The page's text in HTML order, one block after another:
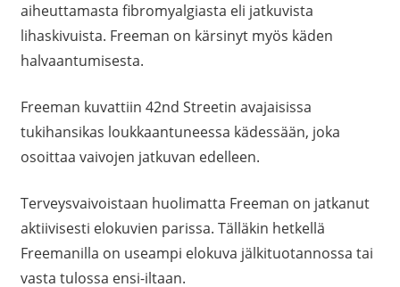
aiheuttamasta fibromyalgiasta eli jatkuvista
lihaskivuista. Freeman on kärsinyt myös käden
halvaantumisesta.
Freeman kuvattiin 42nd Streetin avajaisissa
tukihansikas loukkaantuneessa kädessään, joka
osoittaa vaivojen jatkuvan edelleen.
Terveysvaivoistaan huolimatta Freeman on jatkanut
aktiivisesti elokuvien parissa. Tälläkin hetkellä
Freemanilla on useampi elokuva jälkituotannossa tai
vasta tulossa ensi-iltaan.